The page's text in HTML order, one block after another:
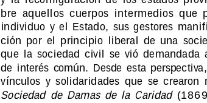
bre  aquellos  cuerpos  intermedios  que
individuo  y  el  Estado,  sus  gestores
ción  por  el  principio  liberal  de  una
que  la  sociedad  civil  se  vió  demandada
de  interés  común.  Desde  esta
vínculos  y  solidaridades  que  se  crearon
Sociedad  de  Damas  de  la  Caridad